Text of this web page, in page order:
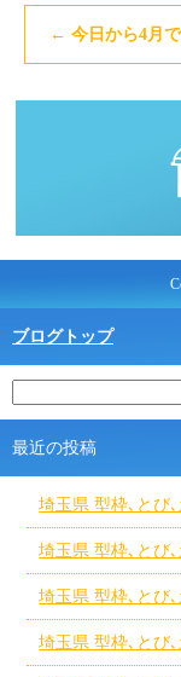
← 今日から4月で
ブログトップ
最近の投稿
埼玉県 型枠､とび
埼玉県 型枠､とび
埼玉県 型枠､とび
埼玉県 型枠､とび